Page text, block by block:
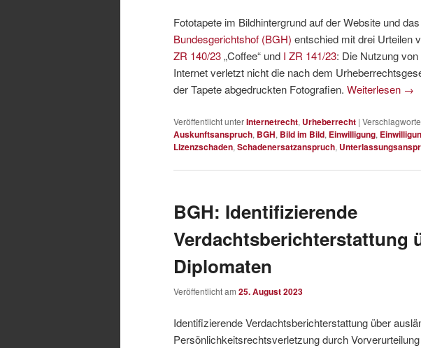
Fototapete im Bildhintergrund auf der Website und
Bundesgerichtshof (BGH) entschied mit drei Urteilen
ZR 140/23„Coffee“ und I ZR 141/23: Die Nutzung
Internet verletzt nicht die nach dem
der Tapete abgedruckten Fotografien. Weiterlesen →
Veröffentlicht unterInternetrecht, Urheberrecht |
Auskunftsanspruch, BGH, Bild im Bild, Einwilligung,
Lizenzschaden, Schadenersatzanspruch,
BGH: Identifizierende
Verdachtsberichterstattung
Diplomaten
Veröffentlicht am 25. August 2023
Identifizierende Verdachtsberichterstattung über
Persönlichkeitsrechtsverletzung durch